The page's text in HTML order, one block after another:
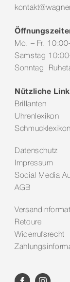
Service &
Mo. – Fr.
Samstag
Sonntag
Nützliche
Brillanten
Uhrenlexikon
Schmucklexikon
Datenschutz
Impressum
Social Media
AGB
Retoure
Widerrufsrecht